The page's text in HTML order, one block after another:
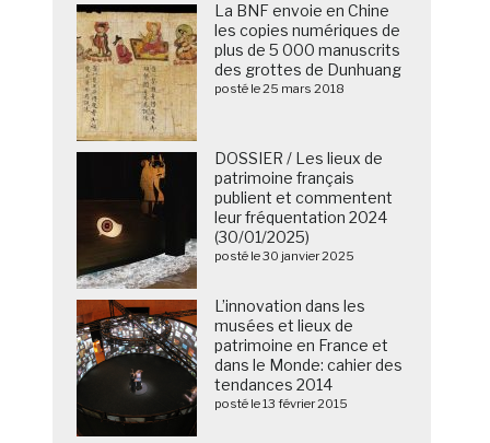
La BNF envoie en Chine
les copies numériques de
plus de 5 000 manuscrits
des grottes de Dunhuang
posté le 25 mars 2018
DOSSIER / Les lieux de
patrimoine français
publient et commentent
leur fréquentation 2024
(30/01/2025)
posté le 30 janvier 2025
L’innovation dans les
musées et lieux de
patrimoine en France et
dans le Monde: cahier des
tendances 2014
posté le 13 février 2015